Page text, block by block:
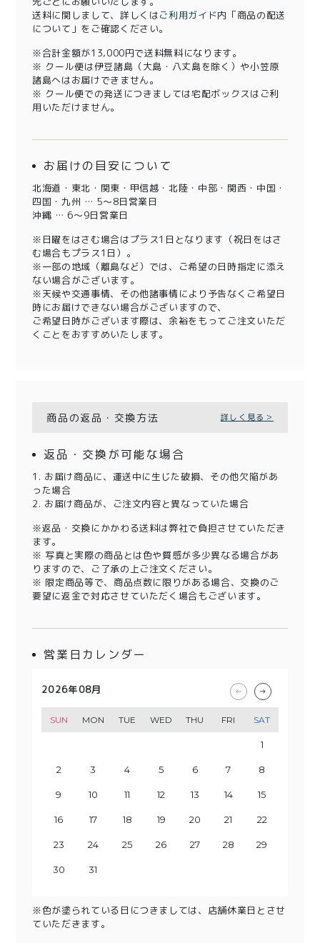
送料に関しまして、詳しくはご利用ガイド内「商品の配送
について」をご確認ください。
※合計金額が13,000円で送料無料になります。
※ クール便は伊豆諸島（大島・八丈島を除く）や小笠原
諸島へはお届けできません。
※ クール便での発送につきましては宅配ボックスはご利
用いただけません。
お届けの目安について
北海道・東北・関東・甲信越・北陸・中部・関西・中国・
四国・九州 … 5～8日営業日
沖縄 … 6～9日営業日
※日曜をはさむ場合はプラス1日となります（祝日をはさ
む場合もプラス1日）。
※一部の地域（離島など）では、ご希望の日時指定に添え
ない場合がございます。
※天候や交通事情、その他諸事情により予告なくご希望日
時にお届けできない場合がございますので、
ご希望日時がございます際は、余裕をもってご注文いただ
くことをおすすめいたします。
商品の返品・交換方法 詳しく見る＞
返品・交換が可能な場合
1. お届け商品に、運送中に生じた破損、その他欠陥があ
った場合
2. お届け商品が、ご注文内容と異なっていた場合
※返品・交換にかかわる送料は弊社で負担させていただき
ます。
※ 写真と実際の商品とは色や質感が多少異なる場合があ
りますので、ご了承の上ご注文ください。
※ 限定商品等で、商品点数に限りがある場合、交換のご
要望に返金で対応させていただく場合もございます。
営業日カレンダー
2026年08月
SUN MON TUE WED THU FRI SAT
1
2 3 4 5 6 7 8
9 10 11 12 13 14 15
16 17 18 19 20 21 22
23 24 25 26 27 28 29
30 31
2026年09月
SUN MON TUE WED THU FRI SAT
5
6 7 8 9 10 11 12
13 14 15 16 17 18 19
20 21 22 23 24 25 26
27 28 29 30
2026年10月
SUN MON TUE WED THU FRI SAT
3
4 5 6 7 8 9 10
11 12 13 14 15 16 17
18 19 20 21 22 23 24
25 26 27 28 29 30 31
2026年11月
SUN MON TUE WED THU FRI SAT
7
8 9 10 11 12 13 14
15 16 17 18 19 20 21
22 23 24 25 26 27 28
29 30
※色が塗られている日につきましては、店舗休業日とさせ
ていただきます。